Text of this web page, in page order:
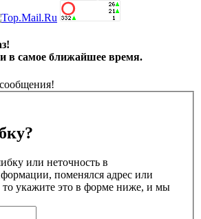
в самое ближайшее время.
или неточность в
поменялся адрес или
то укажите это в форме ниже, и мы